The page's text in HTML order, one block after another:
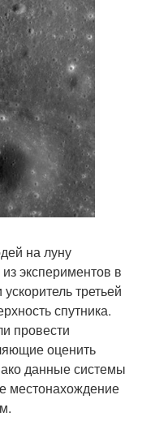
на луну
экспериментов в
третьей
спутника.
провести
оценить
данные системы
местонахождение